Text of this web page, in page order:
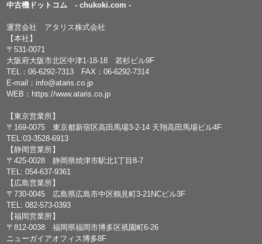
中古機ドットコム - chukoki.com -
運営会社 アタリス株式会社
【本社】
〒531-0071
大阪府大阪市北区中津1-18-18 若杉ビル9F
TEL：06-6292-7313 FAX：06-6292-7314
E-mail： info@ataris.co.jp
WEB： https://www.ataris.co.jp
【東京営業所】
〒169-0075 東京都新宿区高田馬場3-2-14 天翔高田馬場ビル4F
TEL:03-3528-6913
【静岡営業所】
〒425-0028 静岡県焼津市駅北1丁目8-7
TEL: 054-637-9361
【広島営業所】
〒730-0045 広島県広島市中区鶴見町3-21NCビル3F
TEL: 082-573-0393
【福岡営業所】
〒812-0038 福岡県福岡市博多区祇園町6-26
ニューガイアオフィス博多8F